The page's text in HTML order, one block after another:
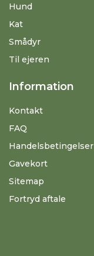
Hund
Kat
Smådyr
Til ejeren
Information
Kontakt
FAQ
Handelsbetingelser
Gavekort
Sitemap
Fortryd aftale